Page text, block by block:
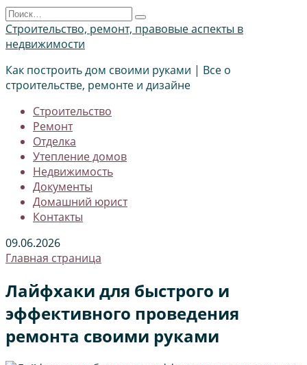
Перейти
к
содержанию
Search
for:
Строительство, ремонт, правовые аспекты в
недвижимости
Как построить дом своими руками | Все о
строительстве, ремонте и дизайне
Строительство
Ремонт
Отделка
Утепление домов
Недвижимость
Документы
Домашний юрист
Контакты
09.06.2026
Главная страница
Лайфхаки для быстрого и
эффективного проведения
ремонта своими руками